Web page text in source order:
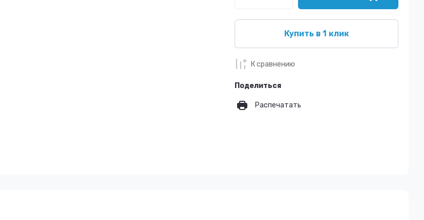
Купить в 1 клик
К сравнению
Поделиться
Распечатать